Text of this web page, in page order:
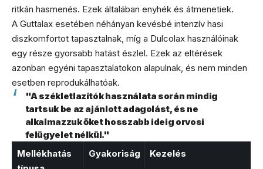
ritkán hasmenés. Ezek általában enyhék és átmenetiek.
A Guttalax esetében néhányan kevésbé intenzív hasi
diszkomfortot tapasztalnak, míg a Dulcolax használóinak
egy része gyorsabb hatást észlel. Ezek az eltérések
azonban egyéni tapasztalatokon alapulnak, és nem minden
esetben reprodukálhatóak.
"A székletlazítók használata során mindig
tartsuk be az ajánlott adagolást, és ne
alkalmazzuk őket hosszabb ideig orvosi
felügyelet nélkül."
Mellékhatás
Gyakoriság Kezelés